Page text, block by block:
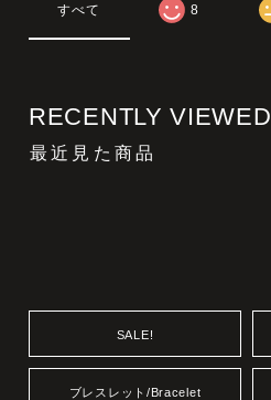
すべて 8
RECENTLY VIEWED
最近見た商品
SALE!
ブレスレット/Bracelet